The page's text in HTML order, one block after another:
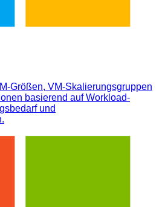
Größen, VM-Skalierungsgruppen
basierend auf Workload-
und